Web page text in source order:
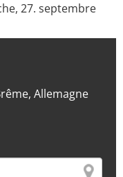
27. septembre
Allemagne